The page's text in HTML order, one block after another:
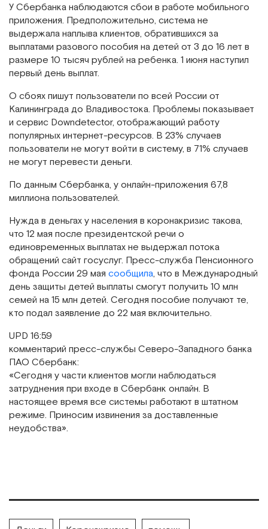
У Сбербанка наблюдаются сбои в работе мобильного
приложения. Предположительно, система не
выдержала наплыва клиентов, обратившихся за
выплатами разового пособия на детей от 3 до 16 лет в
размере 10 тысяч рублей на ребенка. 1 июня наступил
первый день выплат.
О сбоях пишут пользователи по всей России от
Калининграда до Владивостока. Проблемы показывает
и сервис Downdetector, отображающий работу
популярных интернет-ресурсов. В 23% случаев
пользователи не могут войти в систему, в 71% случаев
не могут перевести деньги.
По данным Сбербанка, у онлайн-приложения 67,8
миллиона пользователей.
Нужда в деньгах у населения в коронакризис такова,
что 12 мая после президентской речи о
единовременных выплатах не выдержал потока
обращений сайт госуслуг. Пресс-служба Пенсионного
фонда России 29 мая сообщила, что в Международный
день защиты детей выплаты смогут получить 10 млн
семей на 15 млн детей. Сегодня пособие получают те,
кто подал заявление до 22 мая включительно.
UPD 16:59
комментарий пресс-службы Северо-Западного банка
ПАО Сбербанк:
«Сегодня у части клиентов могли наблюдаться
затруднения при входе в Сбербанк онлайн. В
настоящее время все системы работают в штатном
режиме. Приносим извинения за доставленные
неудобства».